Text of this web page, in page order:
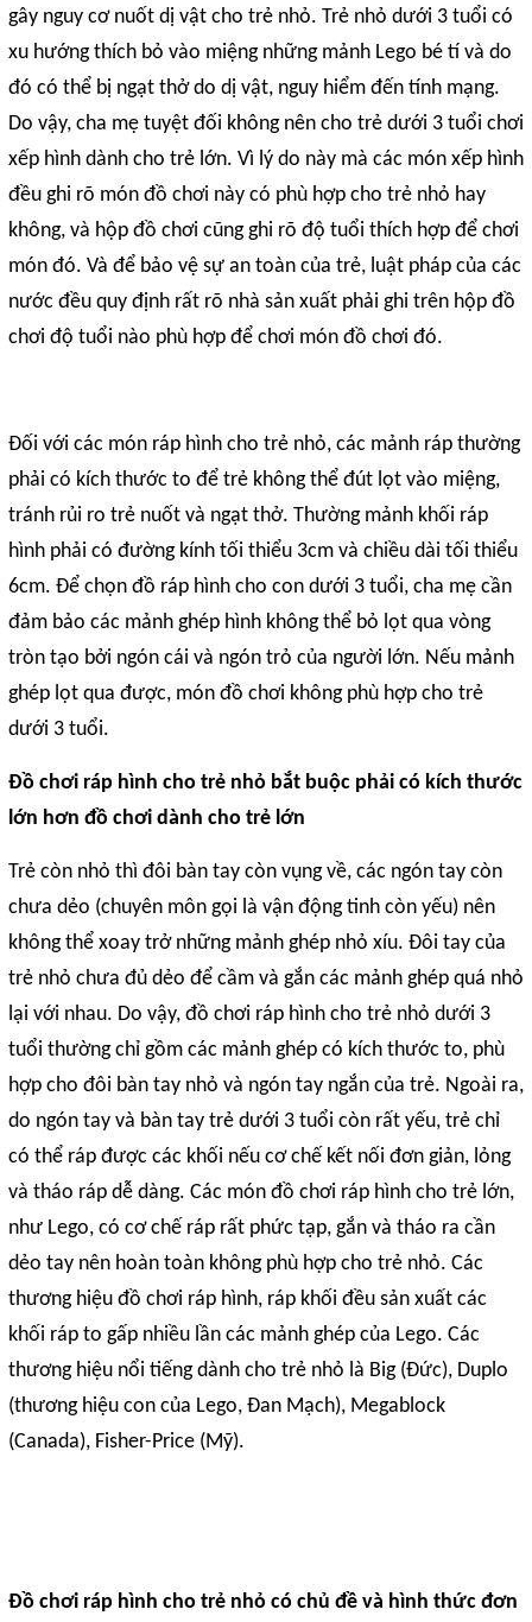
gây nguy cơ nuốt dị vật cho trẻ nhỏ. Trẻ nhỏ dưới 3 tuổi có
xu hướng thích bỏ vào miệng những mảnh Lego bé tí và do
đó có thể bị ngạt thở do dị vật, nguy hiểm đến tính mạng.
Do vậy, cha mẹ tuyệt đối không nên cho trẻ dưới 3 tuổi chơi
xếp hình dành cho trẻ lớn. Vì lý do này mà các món xếp hình
đều ghi rõ món đồ chơi này có phù hợp cho trẻ nhỏ hay
không, và hộp đồ chơi cũng ghi rõ độ tuổi thích hợp để chơi
món đó. Và để bảo vệ sự an toàn của trẻ, luật pháp của các
nước đều quy định rất rõ nhà sản xuất phải ghi trên hộp đồ
chơi độ tuổi nào phù hợp để chơi món đồ chơi đó.
Đối với các món ráp hình cho trẻ nhỏ, các mảnh ráp thường
phải có kích thước to để trẻ không thể đút lọt vào miệng,
tránh rủi ro trẻ nuốt và ngạt thở. Thường mảnh khối ráp
hình phải có đường kính tối thiểu 3cm và chiều dài tối thiểu
6cm. Để chọn đồ ráp hình cho con dưới 3 tuổi, cha mẹ cần
đảm bảo các mảnh ghép hình không thể bỏ lọt qua vòng
tròn tạo bởi ngón cái và ngón trỏ của người lớn. Nếu mảnh
ghép lọt qua được, món đồ chơi không phù hợp cho trẻ
dưới 3 tuổi.
Đồ chơi ráp hình cho trẻ nhỏ bắt buộc phải có kích thước
lớn hơn đồ chơi dành cho trẻ lớn
Trẻ còn nhỏ thì đôi bàn tay còn vụng về, các ngón tay còn
chưa dẻo (chuyên môn gọi là vận động tinh còn yếu) nên
không thể xoay trở những mảnh ghép nhỏ xíu. Đôi tay của
trẻ nhỏ chưa đủ dẻo để cầm và gắn các mảnh ghép quá nhỏ
lại với nhau. Do vậy, đồ chơi ráp hình cho trẻ nhỏ dưới 3
tuổi thường chỉ gồm các mảnh ghép có kích thước to, phù
hợp cho đôi bàn tay nhỏ và ngón tay ngắn của trẻ. Ngoài ra,
do ngón tay và bàn tay trẻ dưới 3 tuổi còn rất yếu, trẻ chỉ
có thể ráp được các khối nếu cơ chế kết nối đơn giản, lỏng
và tháo ráp dễ dàng. Các món đồ chơi ráp hình cho trẻ lớn,
như Lego, có cơ chế ráp rất phức tạp, gắn và tháo ra cần
dẻo tay nên hoàn toàn không phù hợp cho trẻ nhỏ. Các
thương hiệu đồ chơi ráp hình, ráp khối đều sản xuất các
khối ráp to gấp nhiều lần các mảnh ghép của Lego. Các
thương hiệu nổi tiếng dành cho trẻ nhỏ là Big (Đức), Duplo
(thương hiệu con của Lego, Đan Mạch), Megablock
(Canada), Fisher-Price (Mỹ).
Đồ chơi ráp hình cho trẻ nhỏ có chủ đề và hình thức đơn